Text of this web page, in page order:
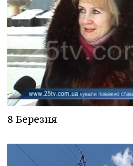
8 Березня